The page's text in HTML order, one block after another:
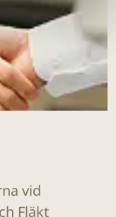
vid
Fläkt